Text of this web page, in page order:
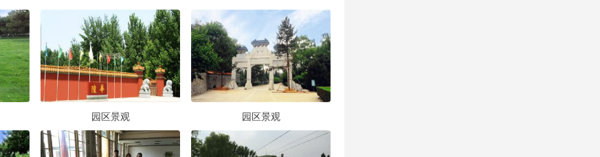
所有墓型都有优惠吗？
园区景观 园区景观